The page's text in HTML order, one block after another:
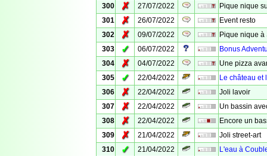
300
✗ 27/07/2022
Pique nique
301
✗ 26/07/2022
Event resto
302
✗ 09/07/2022
Pique nique à
303
✓ 06/07/2022
Bonus
304
✗ 04/07/2022
Une pizza
305
✓ 22/04/2022
Le château et
306
✗ 22/04/2022
Joli lavoir
307
✗ 22/04/2022
Un bassin
308
✗ 22/04/2022
Encore un
309
✗ 21/04/2022
Joli street-art
310
✓ 21/04/2022
L'eau à